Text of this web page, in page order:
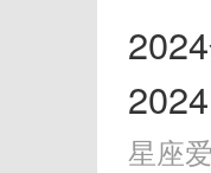
事
要
星座